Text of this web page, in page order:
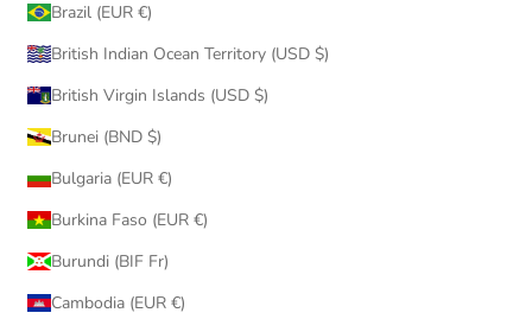
Brazil (EUR €)
British Indian Ocean Territory (USD $)
British Virgin Islands (USD $)
Brunei (BND $)
Bulgaria (EUR €)
Burkina Faso (EUR €)
Burundi (BIF Fr)
Cambodia (EUR €)